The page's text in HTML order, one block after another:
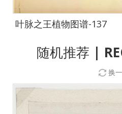
叶脉之王植物图谱-137
随机推荐 |
换